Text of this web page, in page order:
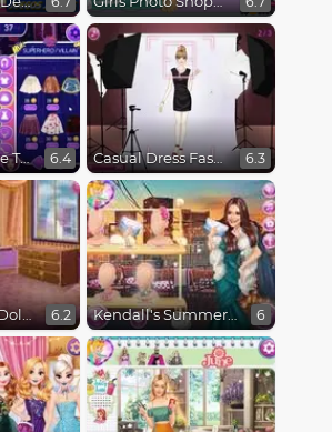
Dress Up to the Top! 6.4 Casual Dress Fashion 6.3
Sery Runway Dolly 6.2 Kendall's Summer Fun 6